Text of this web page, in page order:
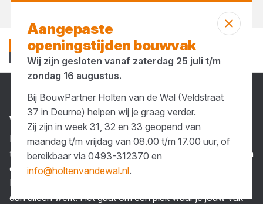
Vacatures
WER­KEN BIJ ONS
Heb jij affiniteit met bouw en bouwmaterialen? Wij zijn een
toonaangevende groothandel in bouwmaterialen, met een
collegiale sfeer en ruimte voor persoonlijke ontwikkeling.
Bij BouwPartner geloven we dat een goede baan meer is
dan alleen werk. Het gaat om een plek waar je jouw vak
Aangepaste
openingstijden bouwvak
Wij zijn gesloten vanaf zaterdag 25 juli t/m
zondag 16 augustus.
Bij BouwPartner Holten van de Wal (Veldstraat
37 in Deurne) helpen wij je graag verder.
Zij zijn in week 31, 32 en 33 geopend van
maandag t/m vrijdag van 08.00 t/m 17.00 uur, of
bereikbaar via 0493-312370 en
info@holtenvandewal.nl.